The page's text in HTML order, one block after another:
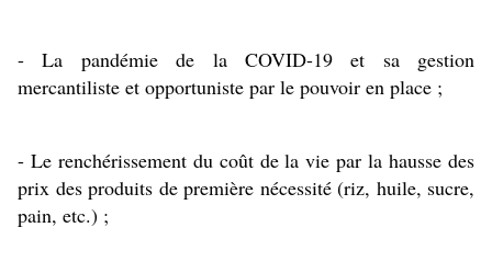
- La pandémie de la COVID-19 et sa gestion
mercantiliste et opportuniste par le pouvoir en place ;
- Le renchérissement du coût de la vie par la hausse des
prix des produits de première nécessité (riz, huile, sucre,
pain, etc.) ;